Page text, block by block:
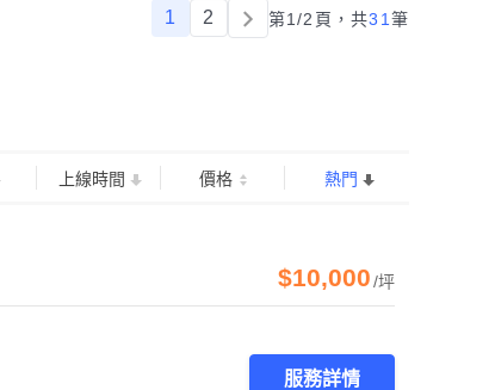
1 2 第1/2頁， 共31 筆
上線時間 價格 熱門
$10,000/坪
服務詳情